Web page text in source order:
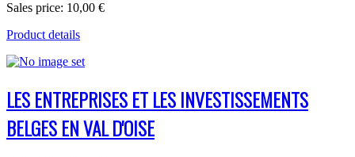
Sales price: 10,00 €
Product details
LES ENTREPRISES ET LES INVESTISSEMENTS
BELGES EN VAL D'OISE